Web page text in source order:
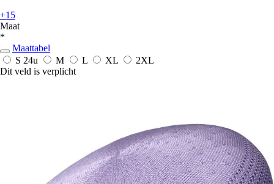
+15
Maat
*
Maattabel
S 24u M L XL
2XL
Dit veld is verplicht